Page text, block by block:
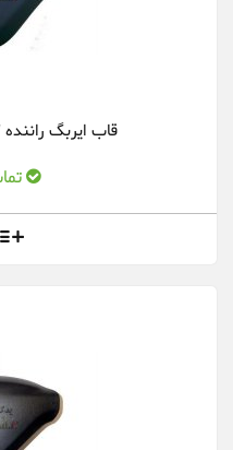
قاب ایربگ راننده 207 مدل تا 91 شرکتی